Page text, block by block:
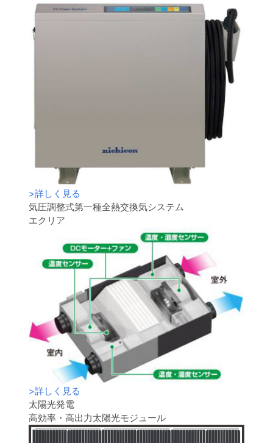
>詳しく見る
気圧調整式第一種全熱交換気システム
エクリア
>詳しく見る
太陽光発電
高効率・高出力太陽光モジュール